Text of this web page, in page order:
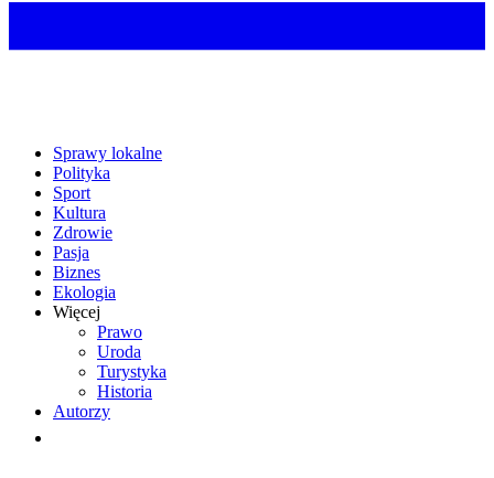
Sprawy lokalne
Polityka
Sport
Kultura
Zdrowie
Pasja
Biznes
Ekologia
Więcej
Prawo
Uroda
Turystyka
Historia
Autorzy